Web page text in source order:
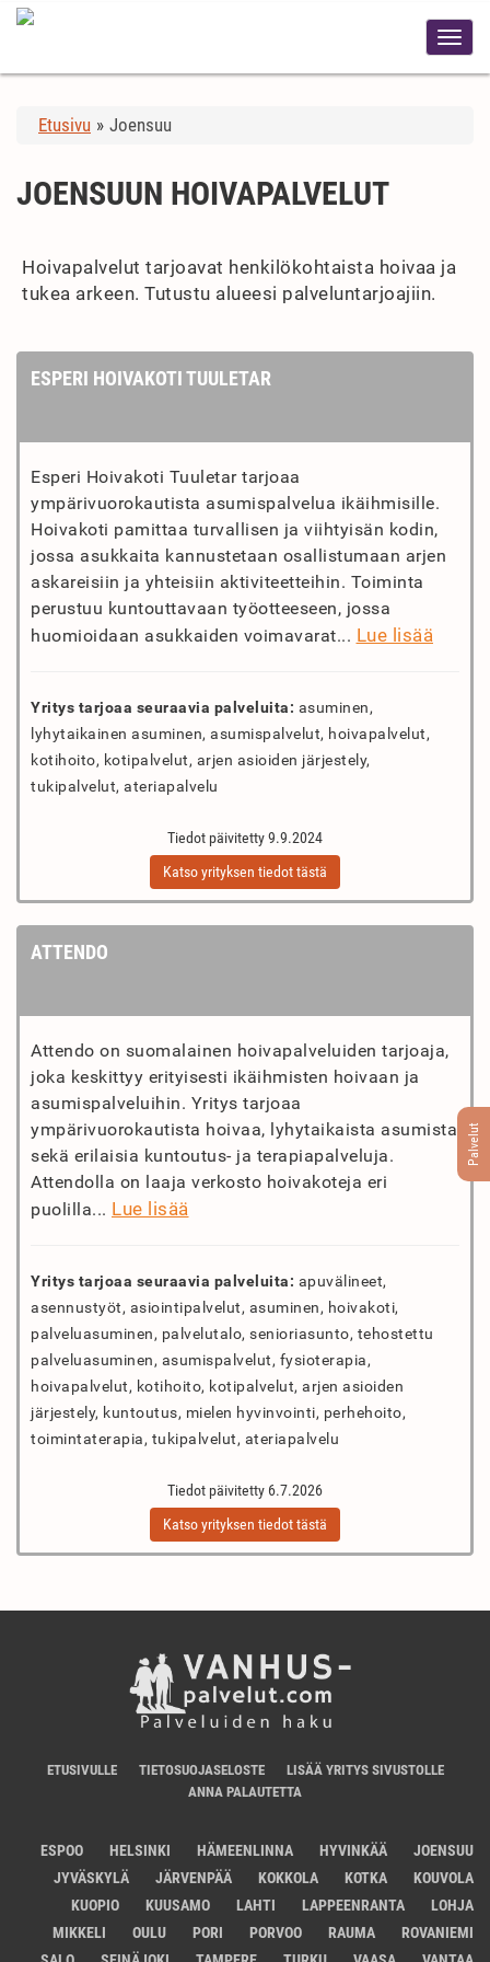
Etusivu » Joensuu
Palvelut
JOENSUUN HOIVAPALVELUT
Hoivapalvelut tarjoavat henkilökohtaista hoivaa ja
tukea arkeen. Tutustu alueesi palveluntarjoajiin.
ESPERI HOIVAKOTI TUULETAR
Esperi Hoivakoti Tuuletar tarjoaa
ympärivuorokautista asumispalvelua ikäihmisille.
Hoivakoti pamittaa turvallisen ja viihtyisän kodin,
jossa asukkaita kannustetaan osallistumaan arjen
askareisiin ja yhteisiin aktiviteetteihin. Toiminta
perustuu kuntouttavaan työotteeseen, jossa
huomioidaan asukkaiden voimavarat... Lue lisää
Yritys tarjoaa seuraavia palveluita: asuminen,
lyhytaikainen asuminen, asumispalvelut, hoivapalvelut,
kotihoito, kotipalvelut, arjen asioiden järjestely,
tukipalvelut, ateriapalvelu
Tiedot päivitetty 9.9.2024
Katso yrityksen tiedot tästä
ATTENDO
Attendo on suomalainen hoivapalveluiden tarjoaja,
joka keskittyy erityisesti ikäihmisten hoivaan ja
asumispalveluihin. Yritys tarjoaa
ympärivuorokautista hoivaa, lyhytaikaista asumista
sekä erilaisia kuntoutus- ja terapiapalveluja.
Attendolla on laaja verkosto hoivakoteja eri
puolilla... Lue lisää
Yritys tarjoaa seuraavia palveluita: apuvälineet,
asennustyöt, asiointipalvelut, asuminen, hoivakoti,
palveluasuminen, palvelutalo, senioriasunto, tehostettu
palveluasuminen, asumispalvelut, fysioterapia,
hoivapalvelut, kotihoito, kotipalvelut, arjen asioiden
järjestely, kuntoutus, mielen hyvinvointi, perhehoito,
toimintaterapia, tukipalvelut, ateriapalvelu
Tiedot päivitetty 6.7.2026
Katso yrityksen tiedot tästä
ETUSIVULLE TIETOSUOJASELOSTE
LISÄÄ YRITYS SIVUSTOLLE
ANNA PALAUTETTA
ESPOO HELSINKI HÄMEENLINNA HYVINKÄÄ
JOENSUU
JYVÄSKYLÄ
JÄRVENPÄÄ KOKKOLA KOTKA
KOUVOLA
KUOPIO
KUUSAMO LAHTI LAPPEENRANTA
LOHJA
MIKKELI
OULU PORI PORVOO RAUMA
ROVANIEMI